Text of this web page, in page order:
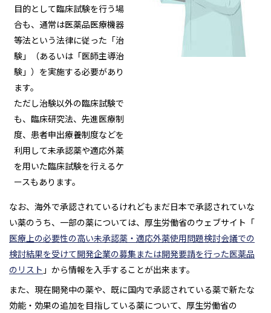
目的として臨床試験を行う場
合も、通常は医薬品医療機器
等法という法律に従った「治
験」（あるいは「医師主導治
験」）を実施する必要があり
ます。
ただし治験以外の臨床試験で
も、臨床研究法、先進医療制
度、患者申出療養制度などを
利用して未承認薬や適応外薬
を用いた臨床試験を行えるケ
ースもあります。
なお、海外で承認されているけれどもまだ日本で承認されていな
い薬のうち、一部の薬については、厚生労働省のウェブサイト「
医療上の必要性の高い未承認薬・適応外薬使用問題検討会議での
検討結果を受けて開発企業の募集または開発要請を行った医薬品
のリスト 」から情報を入手することが出来ます。
また、現在開発中の薬や、既に国内で承認されている薬で新たな
効能・効果の追加を目指している薬について、厚生労働省の